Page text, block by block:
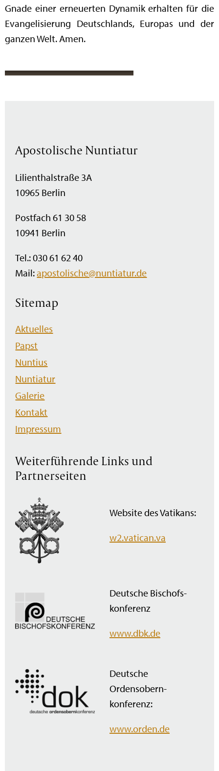
Gnade einer erneuerten Dynamik erhalten für die
Evangelisierung Deutschlands, Europas und der
ganzen Welt. Amen.
Apostolische Nuntiatur
Lilienthalstraße 3A
10965 Berlin
Postfach 61 30 58
10941 Berlin
Tel.: 030 61 62 40
Mail:apostolische@nuntiatur.de
Sitemap
Navigation
überspringen
Aktuelles
Papst
Nuntius
Nuntiatur
Galerie
Kontakt
Impressum
Weiterführende Links und
Partnerseiten
Website des Vatikans:
w2.vatican.va
Deutsche Bischofs­
konferenz
www.dbk.de
Deutsche
Ordensobern­
konferenz:
www.orden.de